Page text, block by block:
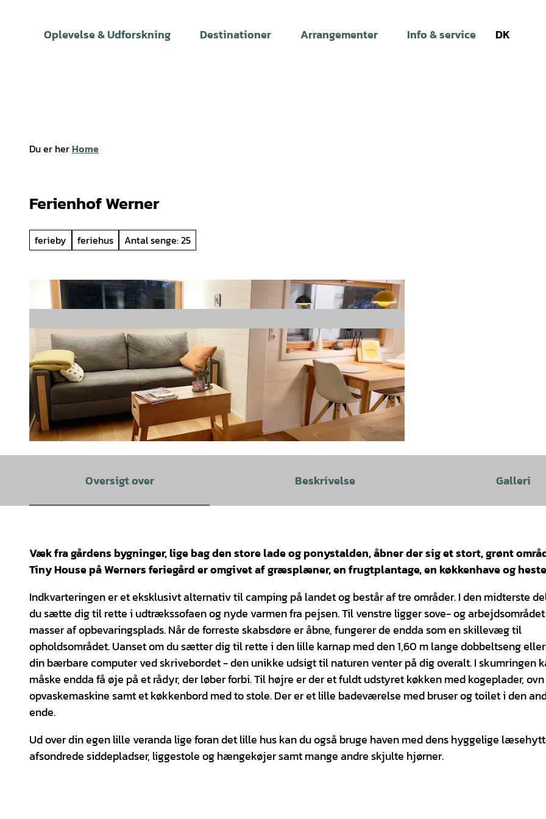
Oplevelse & Udforskning Destinationer Arrangementer Info & service DK
Du er herHome
Ferienhof Werner
ferieby feriehus Antal senge: 25
Oversigt over Beskrivelse Galleri
Væk fra gårdens bygninger, lige bag den store lade og ponystalden, åbner der sig et stort, grønt
Tiny House på Werners feriegård er omgivet af græsplæner, en frugtplantage, en køkkenhave og
Indkvarteringen er et eksklusivt alternativ til camping på landet og består af tre områder. I den midterste
du sætte dig til rette i udtrækssofaen og nyde varmen fra pejsen. Til venstre ligger sove- og
masser af opbevaringsplads. Når de forreste skabsdøre er åbne, fungerer de endda som en skillevæg til
opholdsområdet. Uanset om du sætter dig til rette i den lille karnap med den 1,60 m lange dobbeltseng
din bærbare computer ved skrivebordet - den unikke udsigt til naturen venter på dig overalt. I skumringen
måske endda få øje på et rådyr, der løber forbi. Til højre er der et fuldt udstyret køkken med kogeplader,
opvaskemaskine samt et køkkenbord med to stole. Der er et lille badeværelse med bruser og toilet i den
ende.
Ud over din egen lille veranda lige foran det lille hus kan du også bruge haven med dens hyggelige
afsondrede siddepladser, liggestole og hængekøjer samt mange andre skjulte hjørner.